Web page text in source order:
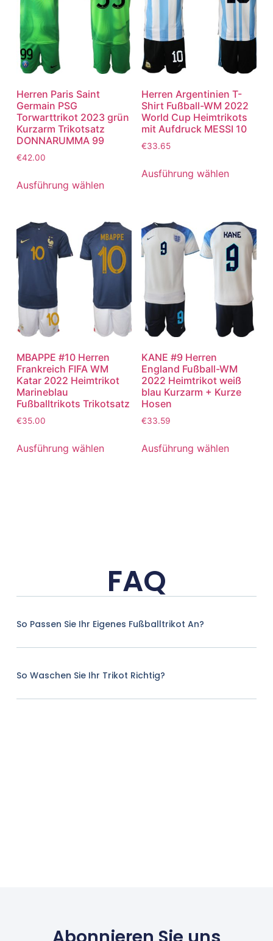
Herren Paris Saint
Germain PSG
Torwarttrikot 2023 grün
Kurzarm Trikotsatz
DONNARUMMA 99
€42.00
Ausführung wählen
Herren Argentinien T-
Shirt Fußball-WM 2022
World Cup Heimtrikots
mit Aufdruck MESSI 10
€33.65
Ausführung wählen
MBAPPE #10 Herren
Frankreich FIFA WM
Katar 2022 Heimtrikot
Marineblau
Fußballtrikots Trikotsatz
€35.00
Ausführung wählen
KANE #9 Herren
England Fußball-WM
2022 Heimtrikot weiß
blau Kurzarm + Kurze
Hosen
€33.59
Ausführung wählen
FAQ
So Passen Sie Ihr Eigenes Fußballtrikot An?
So Waschen Sie Ihr Trikot Richtig?